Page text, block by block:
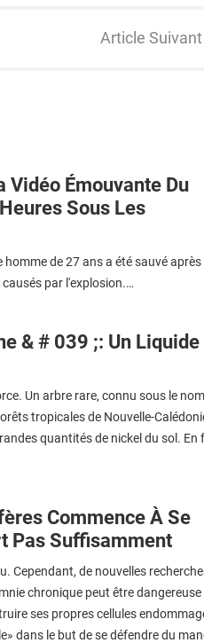
Article Suivant
Vidéo Émouvante Du
Sous Les
de 27 ans a été sauvé après
par l'explosion.…
& # 039 ;: Un
Un arbre rare, connu sous le
tropicales de Nouvelle-
quantités de nickel du sol. En
Commence À Se
Pas Suffisamment
Cependant, de nouvelles
chronique peut être dangereuse
ses propres cellules
dans le but de se défendre du